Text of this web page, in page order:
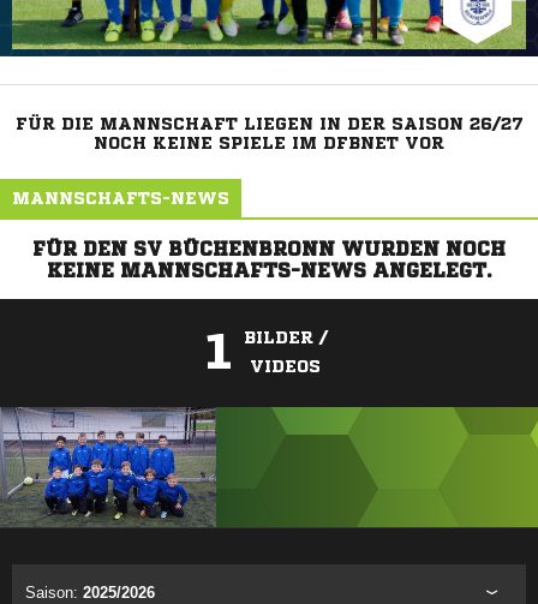
FÜR DIE MANNSCHAFT LIEGEN IN DER SAISON 26/27
NOCH KEINE SPIELE IM DFBNET VOR
MANNSCHAFTS-NEWS
FÜR DEN SV BÜCHENBRONN WURDEN NOCH
KEINE MANNSCHAFTS-NEWS ANGELEGT.
1
BILDER /
VIDEOS
Saison: 2025/2026